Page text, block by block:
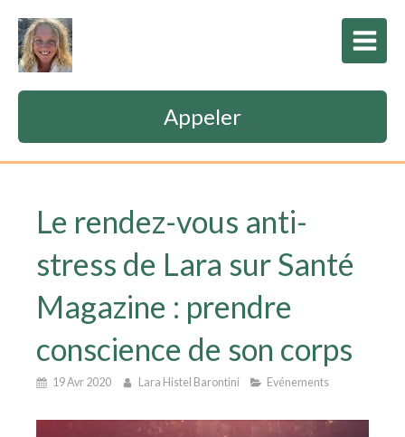
Appeler
Le rendez-vous anti-
stress de Lara sur Santé
Magazine : prendre
conscience de son corps
19 Avr 2020 Lara Histel Barontini Evénements